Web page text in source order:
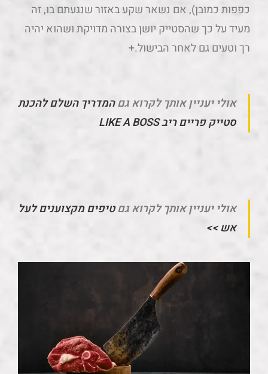
כפפות כמובן), אם נשאר שקע באזור שנגעתם בו, זה
מעיד על כך שהסטייק יושן בצורה מדויקת ושהוא יהיה
רך וטעים גם לאחר הבישול.+
אולי יעניין אותך לקרוא גםהמדריך השלם להכנת
סטייק פריים ריב LIKE A BOSS
אולי יעניין אותך לקרוא גםטיפים מקצוענים לעל
אש >>